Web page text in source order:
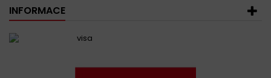
INFORMACE